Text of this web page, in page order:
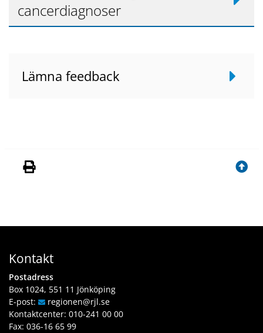
cancerdiagnoser
Lämna feedback
Kontakt
Postadress
Box 1024, 551 11 Jönköping
E-post:
regionen@rjl.se
Kontaktcenter: 010-241 00 00
Fax: 036-16 65 99